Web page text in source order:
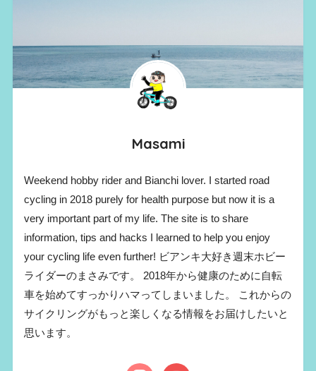
Masami
Weekend hobby rider and Bianchi lover. I started road
cycling in 2018 purely for health purpose but now it is a
very important part of my life. The site is to share
information, tips and hacks I learned to help you enjoy
your cycling life even further! ビアンキ大好き週末ホビー
ライダーのまさみです。 2018年から健康のために自転
車を始めてすっかりハマってしまいました。 これからの
サイクリングがもっと楽しくなる情報をお届けしたいと
思います。